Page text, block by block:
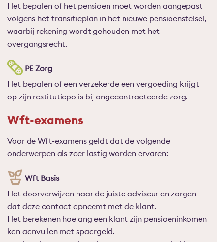
Het bepalen of het pensioen moet worden aangepast
volgens het transitieplan in het nieuwe pensioenstelsel,
waarbij rekening wordt gehouden met het
overgangsrecht.
PE Zorg
Het bepalen of een verzekerde een vergoeding krijgt
op zijn restitutiepolis bij ongecontracteerde zorg.
Wft-examens
Voor de Wft-examens geldt dat de volgende
onderwerpen als zeer lastig worden ervaren:
Wft Basis
Het doorverwijzen naar de juiste adviseur en zorgen
dat deze contact opneemt met de klant.
Het berekenen hoelang een klant zijn pensioeninkomen
kan aanvullen met spaargeld.